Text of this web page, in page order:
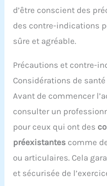
d’être conscient des
des contre-indications
sûre et agréable.
Précautions et contre-
Considérations de santé
Avant de commencer
consulter un
pour ceux qui ont des
préexistantes comme
ou articulaires. Cela
et sécurisée de